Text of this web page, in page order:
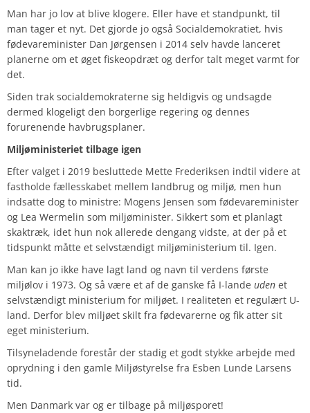
Man har jo lov at blive klogere. Eller have et standpunkt, til
man tager et nyt. Det gjorde jo også Socialdemokratiet, hvis
fødevareminister Dan Jørgensen i 2014 selv havde lanceret
planerne om et øget fiskeopdræt og derfor talt meget varmt for
det.
Siden trak socialdemokraterne sig heldigvis og undsagde
dermed klogeligt den borgerlige regering og dennes
forurenende havbrugsplaner.
Miljøministeriet tilbage igen
Efter valget i 2019 besluttede Mette Frederiksen indtil videre at
fastholde fællesskabet mellem landbrug og miljø, men hun
indsatte dog to ministre: Mogens Jensen som fødevareminister
og Lea Wermelin som miljøminister. Sikkert som et planlagt
skaktræk, idet hun nok allerede dengang vidste, at der på et
tidspunkt måtte et selvstændigt miljøministerium til. Igen.
Man kan jo ikke have lagt land og navn til verdens første
miljølov i 1973. Og så være et af de ganske få I-lande uden et
selvstændigt ministerium for miljøet. I realiteten et regulært U-
land. Derfor blev miljøet skilt fra fødevarerne og fik atter sit
eget ministerium.
Tilsyneladende forestår der stadig et godt stykke arbejde med
oprydning i den gamle Miljøstyrelse fra Esben Lunde Larsens
tid.
Men Danmark var og er tilbage på miljøsporet!